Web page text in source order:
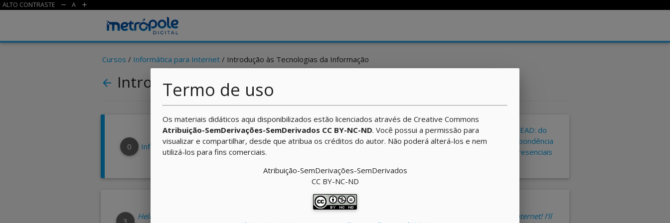
Termo de uso
Os materiais didáticos aqui disponibilizados estão licenciados através de Creative Commons
Atribuição-SemDerivações-SemDerivados CC BY-NC-ND. Você possui a permissão para
visualizar e compartilhar, desde que atribua os créditos do autor. Não poderá alterá-los e nem
utilizá-los para fins comerciais.
Atribuição-SemDerivações-SemDerivados
CC BY-NC-ND
ALTO CONTRASTE remove A add
Cursos / Informática para Internet / Introdução às Tecnologias da Informação
arrow_back Introdução às Tecnologias da Informação
0 Informações 1
Introdução à Educação a
2
Uma Viagem Pela EAD: do
ensino por correspondência
aos cursos semipresenciais
Hello, Mr. Anderson!
Welcome to the internet! I‘ll